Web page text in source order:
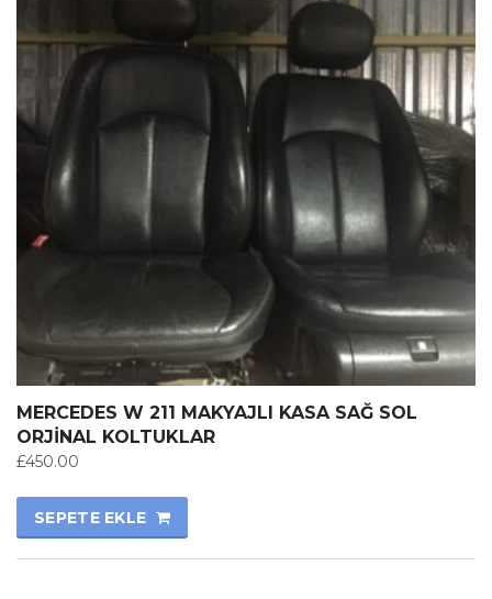
MERCEDES W 211 MAKYAJLI KASA SAĞ SOL
ORJİNAL KOLTUKLAR
£450.00
SEPETE EKLE